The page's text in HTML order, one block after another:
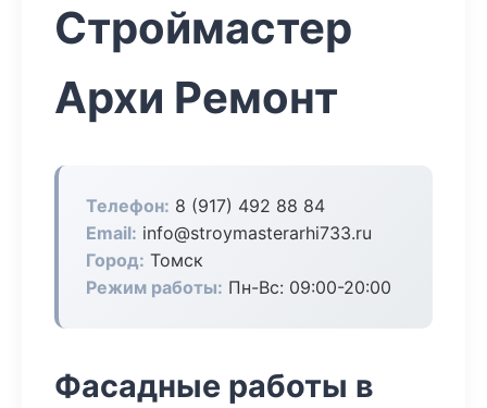
Строймастер
Архи Ремонт
Телефон: 8 (917) 492 88 84
Email: info@stroymasterarhi733.ru
Город: Томск
Режим работы: Пн-Вс: 09:00-20:00
Фасадные работы в